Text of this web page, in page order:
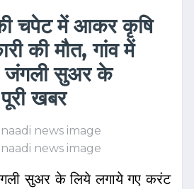
चपेट में आकर कृषि
की मौत, गांव में
जंगली सुअर के
खबर
सुअर के लिये लगाये गए करंट